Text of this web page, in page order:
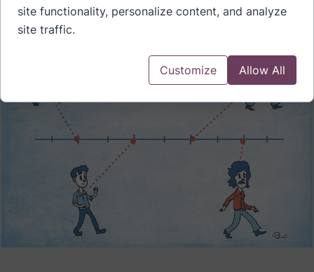
site functionality, personalize content, and analyze
site traffic.
Customize Allow All